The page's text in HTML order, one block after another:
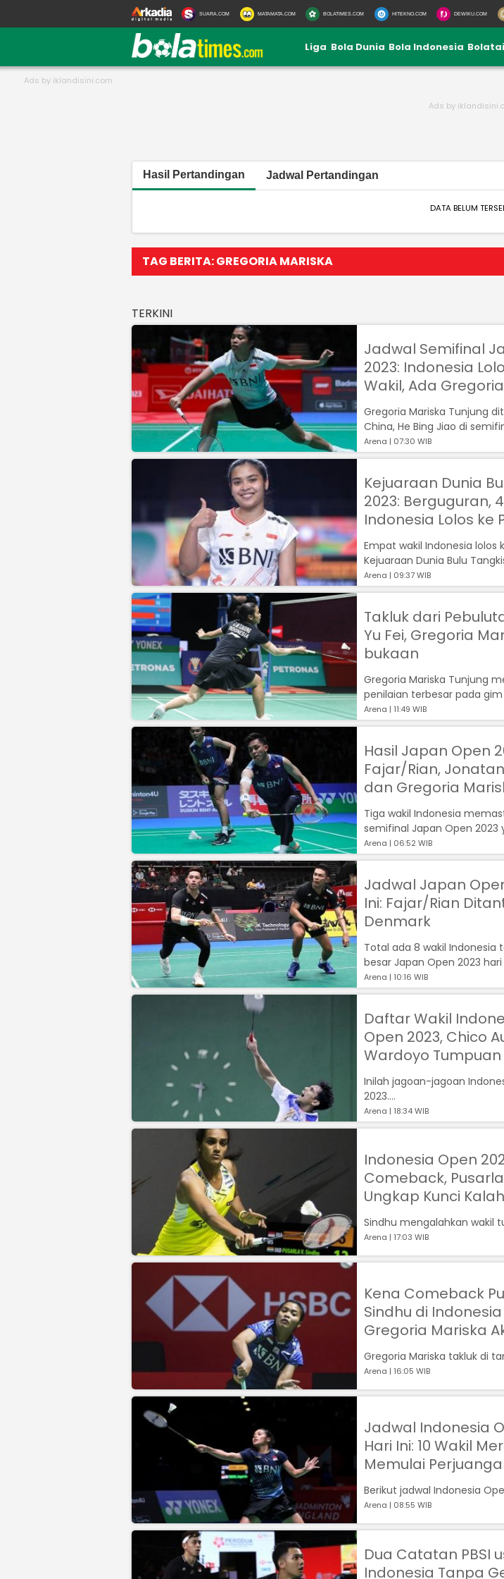
SUARA.COM MATAMATA.COM BOLATIMES.COM HITEKNO.COM DEWIKU.COM
Liga Bola Dunia Bola Indonesia
Hasil Pertandingan Jadwal Pertandingan
DATA BELUM
TAG BERITA: GREGORIA MARISKA
TERKINI
Jadwal Semifinal
2023: Indonesia
Wakil, Ada
Tunjung
Gregoria Mariska Tunjung
China, He Bing Jiao di
2023....
Arena | 07:30 WIB
Kejuaraan Dunia
2023: Berguguran,
Indonesia Lolos ke
Final
Empat wakil Indonesia lolos
Kejuaraan Dunia Bulu
Arena | 09:37 WIB
Takluk dari
Yu Fei, Gregoria
bukaan
Gregoria Mariska Tunjung
penilaian terbesar pada
mengakui bahwa kesalahan
dilakukannya send...
Arena | 11:49 WIB
Hasil Japan Open
Fajar/Rian,
dan Gregoria
Lolos ke Semifinal
Tiga wakil Indonesia
semifinal Japan Open 2023
hari ini, Sabtu (29/7)....
Arena | 06:52 WIB
Jadwal Japan
Ini: Fajar/Rian
Denmark
Total ada 8 wakil Indonesia
besar Japan Open 2023 hari
Arena | 10:16 WIB
Daftar Wakil
Open 2023, Chico
Wardoyo
Putra
Inilah jagoan-jagoan
2023....
Arena | 18:34 WIB
Indonesia Open
Comeback,
Ungkap Kunci
Gregoria Mariska
Sindhu mengalahkan wakil
Arena | 17:03 WIB
Kena Comeback
Sindhu di
Gregoria Mariska
dengan Diri Sendiri
Gregoria Mariska takluk di
Arena | 16:05 WIB
Jadwal Indonesia
Hari Ini: 10 Wakil
Memulai
Berikut jadwal Indonesia
Arena | 08:55 WIB
Dua Catatan PBSI
Indonesia Tanpa